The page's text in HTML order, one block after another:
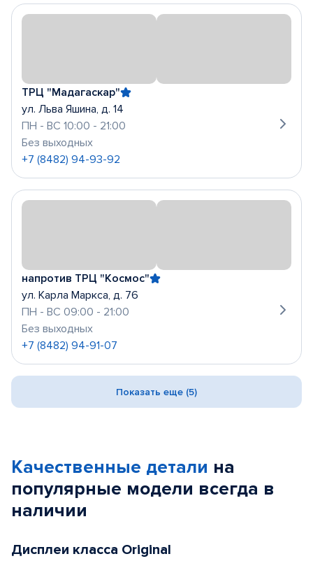
ТРЦ "Мадагаскар"
ул. Льва Яшина, д. 14
ПН - ВС 10:00 - 21:00
Без выходных
+7 (8482) 94-93-92
напротив ТРЦ "Космос"
ул. Карла Маркса, д. 76
ПН - ВС 09:00 - 21:00
Без выходных
+7 (8482) 94-91-07
Показать еще (5)
Качественные детали на
популярные модели всегда в
наличии
Дисплеи класса Original